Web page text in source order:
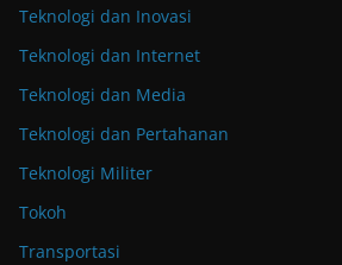
Teknologi dan Inovasi
Teknologi dan Internet
Teknologi dan Media
Teknologi dan Pertahanan
Teknologi Militer
Tokoh
Transportasi